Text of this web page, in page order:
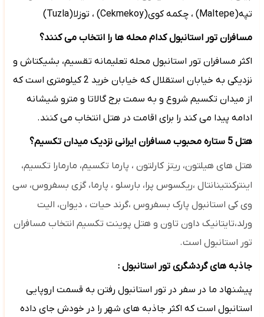
تپه(Maltepe) ، چکمه کوی(Cekmekoy) ، توزلا(Tuzla
)
مسافران تور استانبول کدام محله ها را انتخاب می کنند؟
اکثر مسافران تور استانبول محله تعلیمانه تقسیم، بشیکتاش و
نزدیکی به خیابان استقلال که خیابان خرید 2 کیلومتری است که
از میدان تکسیم شروع و به سمت برج گالاتا و مترو شیشانه
ادامه پیدا می کند را برای اقامت در هتل انتخاب می کنند.
هتل 5 ستاره محبوب مسافران ایرانی نزدیک میدان تکسیم؟
هتل های هیلتون، ریتز کارلتون ، پارما تکسیم، مارمارا تکسیم،
اینترکنتینانتال ،ریکسوس پرا، بارسلو ، پارما، گزی بسفروس، سی
وی کی استانبول پارک بسفروس ،گرند حیات ، دیوان، الیت
ورلد،تایتانیک داون تاون و هتل پوینت تکسیم انتخاب مسافران
تور استانبول است.
جاذبه های گردشگری تور استانبول :
پیشنهاد ما در سفر در تور استانبول رفتن به قسمت اروپایی
استانبول است که اکثر جاذبه های شهر را در خودش جای داده